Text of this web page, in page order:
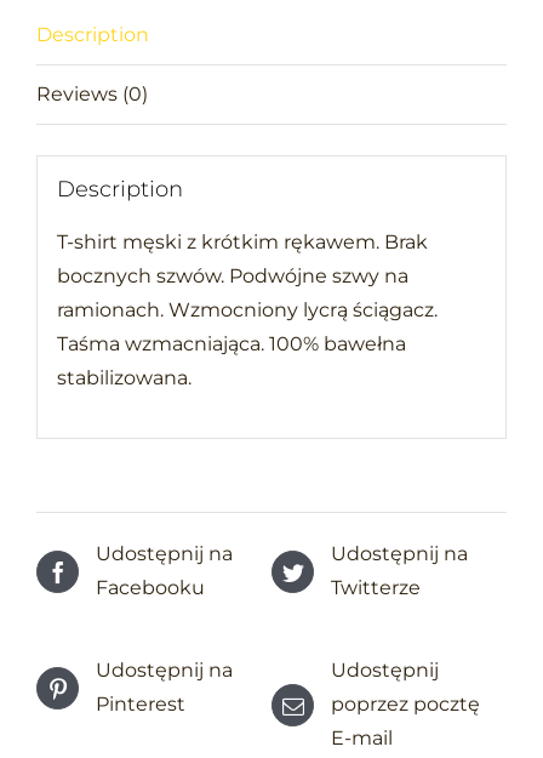
Description
Reviews (0)
Description
T-shirt męski z krótkim rękawem. Brak
bocznych szwów. Podwójne szwy na
ramionach. Wzmocniony lycrą ściągacz.
Taśma wzmacniająca. 100% bawełna
stabilizowana.
Udostępnij na
Facebooku
Udostępnij na
Twitterze
Udostępnij na
Pinterest
Udostępnij
poprzez pocztę
E-mail